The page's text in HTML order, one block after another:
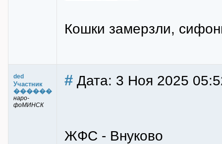
Кошки замерзли,
ded
Участник
������
наро-
фоМИНСК
# Дата: 3 Ноя 2025
ЖФС - Внуково